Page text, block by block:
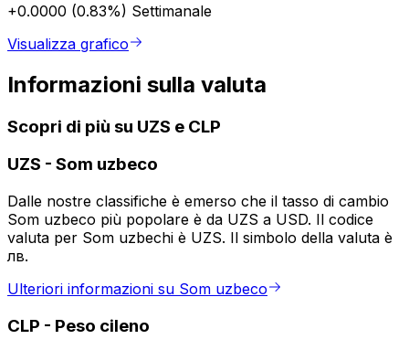
+0.0000 (0.83%) Settimanale
Visualizza grafico
Informazioni sulla valuta
Scopri di più su UZS e CLP
UZS - Som uzbeco
Dalle nostre classifiche è emerso che il tasso di cambio
Som uzbeco più popolare è da UZS a USD. Il codice
valuta per Som uzbechi è UZS. Il simbolo della valuta è
лв.
Ulteriori informazioni su Som uzbeco
CLP - Peso cileno